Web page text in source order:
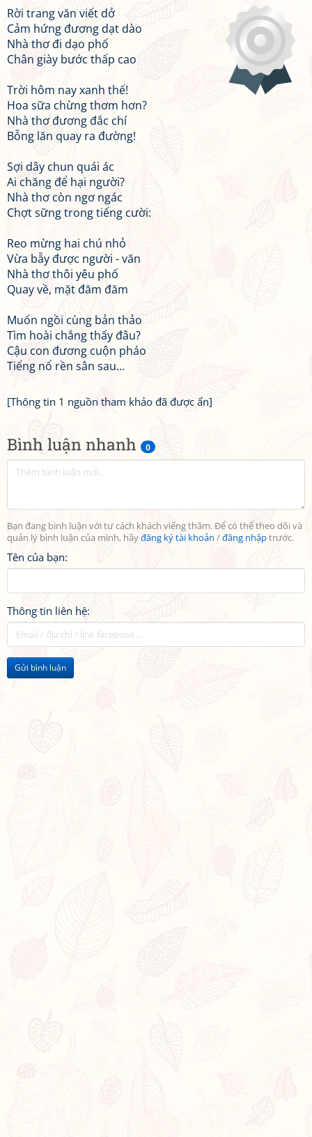
Bình luận nhanh 0
Bạn đang bình luận với tư cách khách viếng thăm. Để có thể theo dõi và
quản lý bình luận của mình, hãyđăng ký tài khoản /đăng nhậptrước.
Tên của bạn:
Thông tin liên hệ:
Gửi bình luận
Rời trang văn viết dở
Cảm hứng đương dạt dào
Nhà thơ đi dạo phố
Chân giày bước thấp cao
Trời hôm nay xanh thế!
Hoa sữa chừng thơm hơn?
Nhà thơ đương đắc chí
Bỗng lăn quay ra đường!
Sợi dây chun quái ác
Ai chăng để hại người?
Nhà thơ còn ngơ ngác
Chợt sững trong tiếng cười:
Reo mừng hai chú nhỏ
Vừa bẫy được người - văn
Nhà thơ thôi yêu phố
Quay về, mặt đăm đăm
Muốn ngồi cùng bản thảo
Tìm hoài chẳng thấy đâu?
Cậu con đương cuộn pháo
Tiếng nổ rền sân sau...
[Thông tin 1 nguồn tham khảo đã được ẩn]